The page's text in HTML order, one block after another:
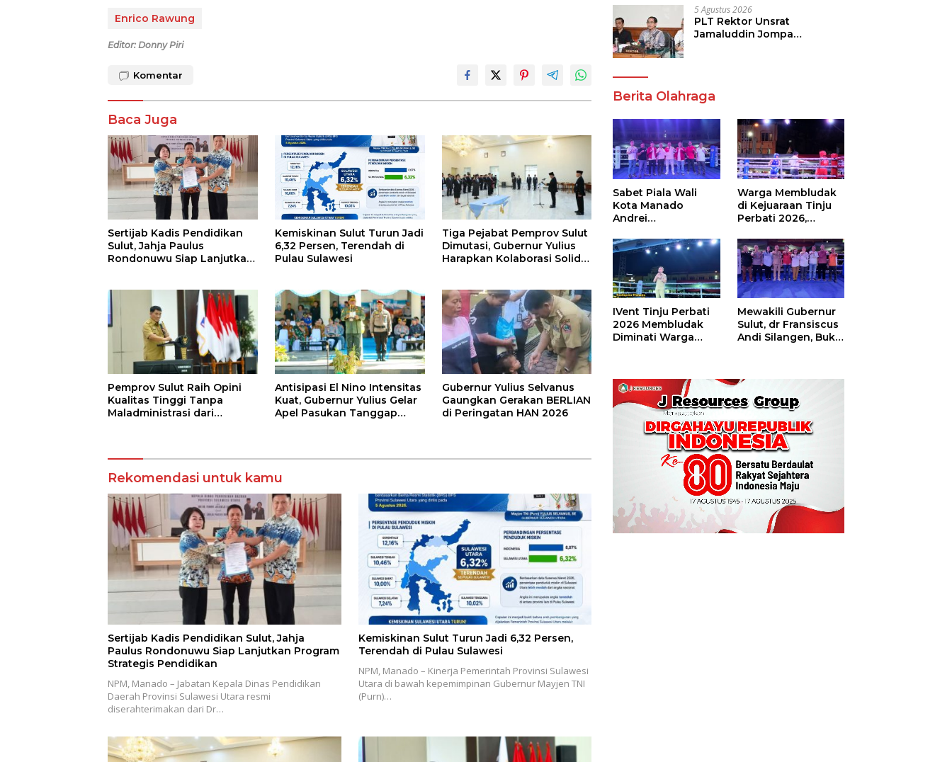
Enrico Rawung
Editor: Donny Piri
Komentar
Baca Juga
Sertijab Kadis Pendidikan
Sulut, Jahja Paulus
Rondonuwu Siap Lanjutkan
Kemiskinan Sulut Turun Jadi
6,32 Persen, Terendah di
Pulau Sulawesi
Tiga Pejabat Pemprov Sulut
Dimutasi, Gubernur Yulius
Harapkan Kolaborasi Solid
Pemprov Sulut Raih Opini
Kualitas Tinggi Tanpa
Maladministrasi dari
Antisipasi El Nino Intensitas
Kuat, Gubernur Yulius Gelar
Apel Pasukan Tanggap
Gubernur Yulius Selvanus
Gaungkan Gerakan BERLIAN
di Peringatan HAN 2026
Rekomendasi untuk kamu
Sertijab Kadis Pendidikan Sulut, Jahja
Paulus Rondonuwu Siap Lanjutkan Program
Strategis Pendidikan
NPM, Manado – Jabatan Kepala Dinas Pendidikan
Daerah Provinsi Sulawesi Utara resmi
diserahterimakan dari Dr…
Kemiskinan Sulut Turun Jadi 6,32 Persen,
Terendah di Pulau Sulawesi
NPM, Manado – Kinerja Pemerintah Provinsi Sulawesi
Utara di bawah kepemimpinan Gubernur Mayjen TNI
(Purn)…
Pendidikan
5 Agustus 2026
PLT Rektor Unsrat
Jamaluddin Jompa
Berita Olahraga
Sabet Piala Wali
Kota Manado
Andrei
Boxing Camp Juara
Umum Tinju Perbati
2026
Warga Membludak
di Kejuaraan Tinju
Perbati 2026,
Piala Wali Kota
IVent Tinju Perbati
2026 Membludak
Diminati Warga
Mewakili Gubernur
Sulut, dr Fransiscus
Andi Silangen, Buka
Piala Wali Kota
Manado